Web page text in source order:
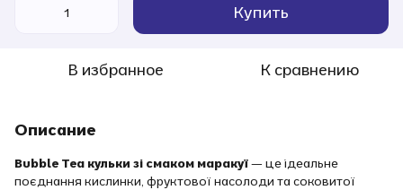
Купить
В избранное К сравнению
Описание
Bubble Tea кульки зі смаком маракуї— це ідеальне
поєднання кислинки, фруктової насолоди та соковитої